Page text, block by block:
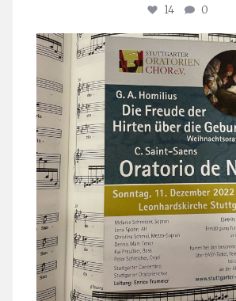
14 0
stuttgarter_oratorienchor
Nov. 29